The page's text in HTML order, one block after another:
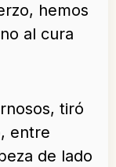
hemos
al cura
tiró
entre
de lado